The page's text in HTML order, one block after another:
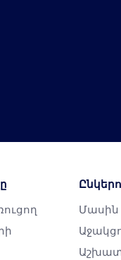
Մասին